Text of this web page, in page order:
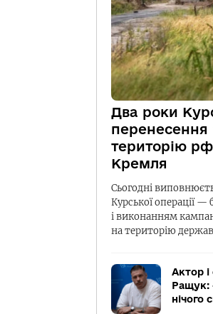
Два роки
перенесення
територію
Кремля
Сьогодні
Курської операції —
і виконанням
на територію
Актор
Ращук:
нічого